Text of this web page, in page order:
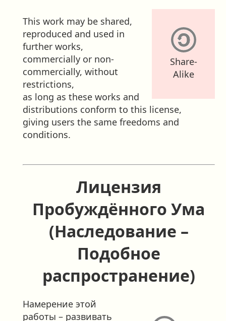
Share-
Alike
This work may be shared,
reproduced and used in
further works,
commercially or non-
commercially, without
restrictions,
as long as these works and
distributions conform to this license,
giving users the same freedoms and
conditions.
Лицензия
Пробуждённого Ума
(Наследование –
Подобное
распространение)
Намерение этой
работы – развивать